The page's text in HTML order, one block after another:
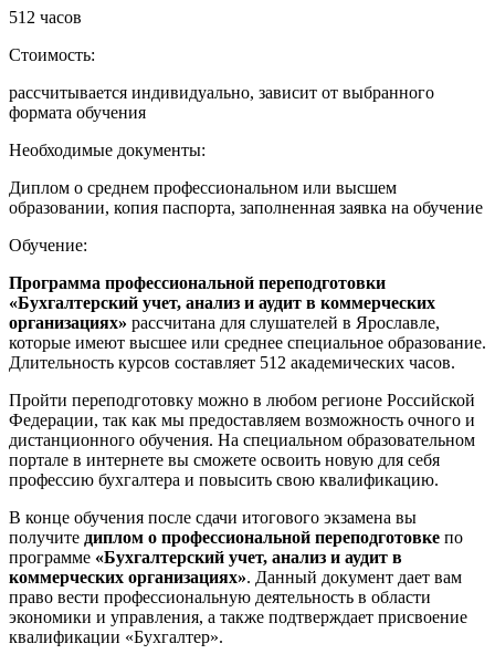
512 часов
Стоимость:
рассчитывается индивидуально, зависит от выбранного
формата обучения
Необходимые документы:
Диплом о среднем профессиональном или высшем
образовании, копия паспорта, заполненная заявка на обучение
Обучение:
Программа профессиональной переподготовки
«Бухгалтерский учет, анализ и аудит в коммерческих
организациях» рассчитана для слушателей в Ярославле,
которые имеют высшее или среднее специальное образование.
Длительность курсов составляет 512 академических часов.
Пройти переподготовку можно в любом регионе Российской
Федерации, так как мы предоставляем возможность очного и
дистанционного обучения. На специальном образовательном
портале в интернете вы сможете освоить новую для себя
профессию бухгалтера и повысить свою квалификацию.
В конце обучения после сдачи итогового экзамена вы
получите диплом о профессиональной переподготовке по
программе «Бухгалтерский учет, анализ и аудит в
коммерческих организациях». Данный документ дает вам
право вести профессиональную деятельность в области
экономики и управления, а также подтверждает присвоение
квалификации «Бухгалтер».